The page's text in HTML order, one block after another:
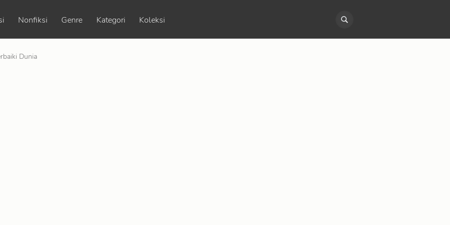
Nonfiksi Genre Kategori Koleksi
Dunia